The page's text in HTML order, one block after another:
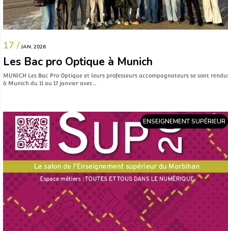
17 / JAN. 2026
Les Bac pro Optique à Munich
MUNICH Les Bac Pro Optique et leurs professeurs accompagnateurs se sont
à Munich du 11 au 17 janvier avec…
ENSEIGNEMENT SUPÉRIEUR